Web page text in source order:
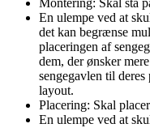
En ulempe ved at
det kan begrænse
placeringen af
dem, der ønsker
sengegavlen til
layout.
Placering: Skal
En ulempe ved at